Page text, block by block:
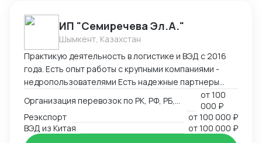
преимущества: Таможенное оформление под ключ
Собственный парк температурных контейнеров
Персональный менеджер 24/7 Фиксированные
сроки доставки
ИП "Семиречева Эл.А."
Шымкент, Казахстан
Практикую деятельность в логистике и ВЭД с 2016
года. Есть опыт работы с крупными компаниями -
недропользователями Есть надежные партнеры
(сертификация, таможенное офрмление, частные
перевозчики)
от100
000 ₽
Реэкспорт
от100 000 ₽
ВЭД из Китая
от100 000 ₽